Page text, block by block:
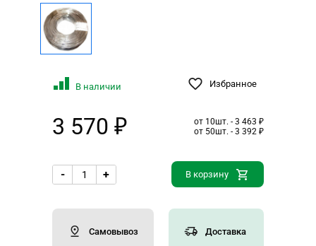
В наличии Избранное
3 570 ₽
от 10шт. - 3 463 ₽
от 50шт. - 3 392 ₽
- + В корзину
Самовывоз Доставка